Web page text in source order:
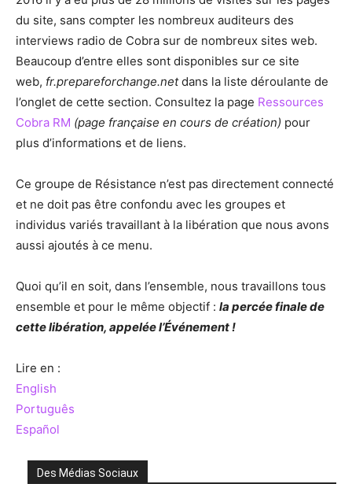
du site, sans compter les nombreux auditeurs des
interviews radio de Cobra sur de nombreux sites web.
Beaucoup d’entre elles sont disponibles sur ce site
web, fr.prepareforchange.netdans la liste déroulante de
l’onglet de cette section. Consultez la page Ressources
Cobra RM (page française en cours de création) pour
plus d’informations et de liens.
Ce groupe de Résistance n’est pas directement connecté
et ne doit pas être confondu avec les groupes et
individus variés travaillant à la libération que nous avons
aussi ajoutés à ce menu.
Quoi qu’il en soit, dans l’ensemble, nous travaillons tous
ensemble et pour le même objectif : la percée finale de
cette libération, appelée l’Événement !
Lire en :
English
Português
Español
Des Médias Sociaux